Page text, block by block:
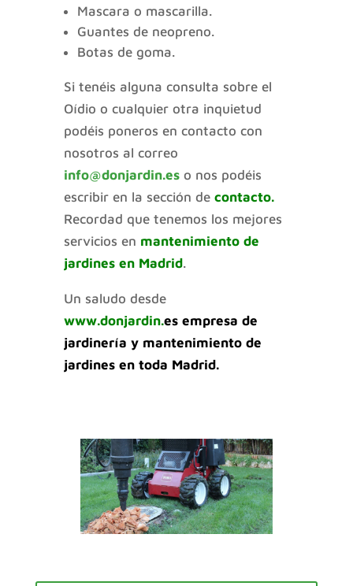
Mascara o mascarilla.
Guantes de neopreno.
Botas de goma.
Si tenéis alguna consulta sobre el
Oídio o cualquier otra inquietud
podéis poneros en contacto con
nosotros al correo
info@donjardin.es o nos podéis
escribir en la sección de contacto.
Recordad que tenemos los mejores
servicios en mantenimiento de
jardines en Madrid.
Un saludo desde
www.donjardin.esempresa de
jardinería y mantenimiento de
jardines en toda Madrid.